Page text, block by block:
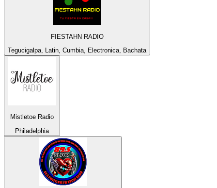
FIESTAHN RADIO
Tegucigalpa, Latin, Cumbia, Electronica, Bachata
Mistletoe Radio
Philadelphia